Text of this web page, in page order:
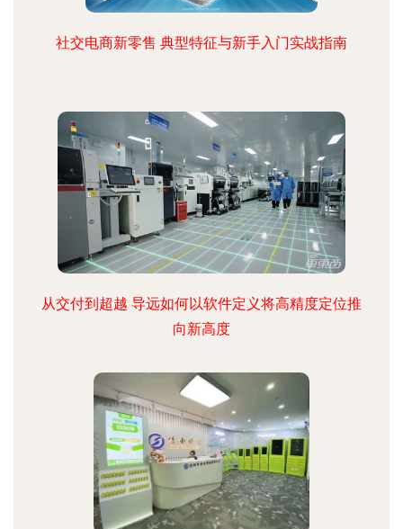
社交电商新零售 典型特征与新手入门实战指南
从交付到超越 导远如何以软件定义将高精度定位推
向新高度